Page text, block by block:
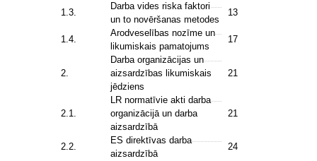
1.3.
Darba vides riska faktori
un to novēršanas metodes
13
1.4.
Arodveselības nozīme un
likumiskais pamatojums
17
2.
Darba organizācijas un
aizsardzības likumiskais
jēdziens
21
2.1.
LR normatīvie akti darba
organizācijā un darba
aizsardzībā
21
2.2.
ES direktīvas darba
aizsardzībā
24